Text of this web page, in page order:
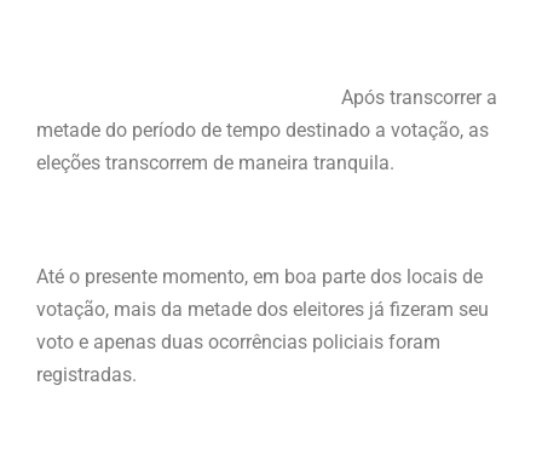
Após transcorrer a
metade do período de tempo destinado a votação, as
eleções transcorrem de maneira tranquila.
Até o presente momento, em boa parte dos locais de
votação, mais da metade dos eleitores já fizeram seu
voto e apenas duas ocorrências policiais foram
registradas.